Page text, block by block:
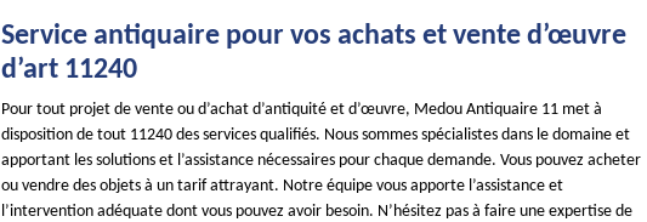
Service antiquaire pour vos achats et vente d’œuvre
d’art 11240
Pour tout projet de vente ou d’achat d’antiquité et d’œuvre, Medou Antiquaire 11 met à
disposition de tout 11240 des services qualifiés. Nous sommes spécialistes dans le domaine et
apportant les solutions et l’assistance nécessaires pour chaque demande. Vous pouvez acheter
ou vendre des objets à un tarif attrayant. Notre équipe vous apporte l’assistance et
l’intervention adéquate dont vous pouvez avoir besoin. N’hésitez pas à faire une expertise de